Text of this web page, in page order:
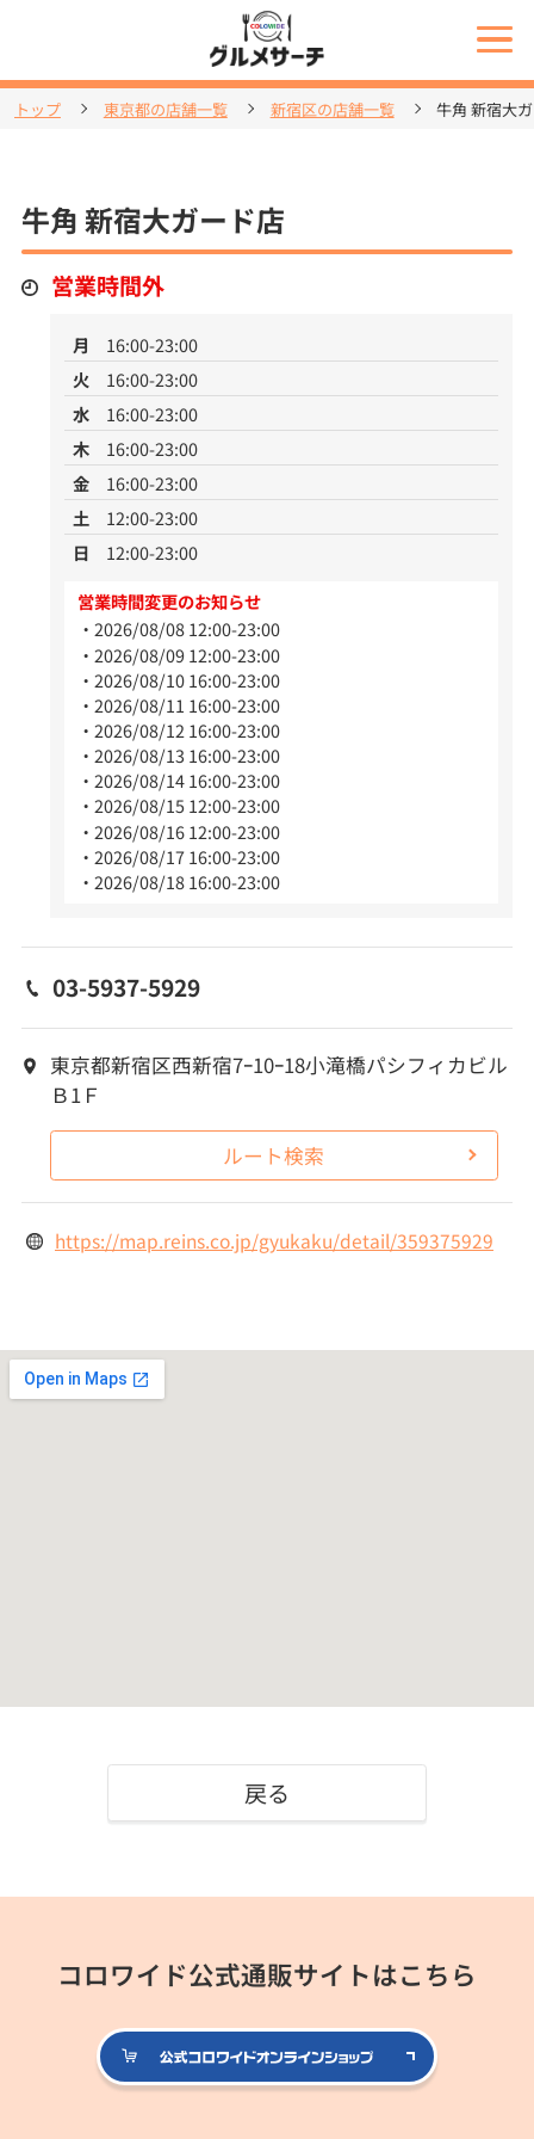
トップ 東京都の店舗一覧 新宿区の店舗一覧 牛角 新宿大
牛角 新宿大ガード店
営業時間外
月
16:00-23:00
火
16:00-23:00
水
16:00-23:00
木
16:00-23:00
金
16:00-23:00
土
12:00-23:00
日
12:00-23:00
営業時間変更のお知らせ
2026/08/08 12:00-23:00
2026/08/09 12:00-23:00
2026/08/10 16:00-23:00
2026/08/11 16:00-23:00
2026/08/12 16:00-23:00
2026/08/13 16:00-23:00
2026/08/14 16:00-23:00
2026/08/15 12:00-23:00
2026/08/16 12:00-23:00
2026/08/17 16:00-23:00
2026/08/18 16:00-23:00
03-5937-5929
東京都新宿区西新宿7ｰ10ｰ18小滝橋パシフィカビル
Ｂ1Ｆ
ルート検索
https://map.reins.co.jp/gyukaku/detail/359375929
戻る
コロワイド公式通販サイトはこちら
公式コロ